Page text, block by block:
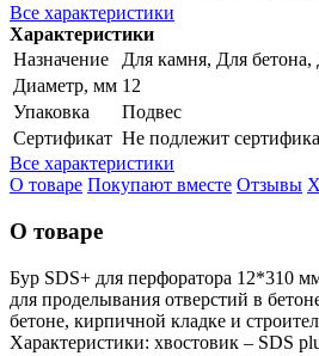
Все характеристики
Характеристики
Назначение
Для камня, Для бетона,
Диаметр, мм 12
Упаковка
Подвес
Сертификат Не подлежит
Все характеристики
О товаре Покупают вместе Отзывы
О товаре
Бур SDS+ для перфоратора 12*310
для проделывания отверстий в
бетоне, кирпичной кладке и
Характеристики: хвостовик – SDS